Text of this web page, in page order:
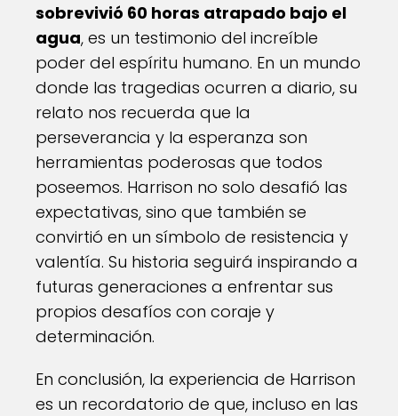
sobrevivió 60 horas atrapado bajo el
agua, es un testimonio del increíble
poder del espíritu humano. En un mundo
donde las tragedias ocurren a diario, su
relato nos recuerda que la
perseverancia y la esperanza son
herramientas poderosas que todos
poseemos. Harrison no solo desafió las
expectativas, sino que también se
convirtió en un símbolo de resistencia y
valentía. Su historia seguirá inspirando a
futuras generaciones a enfrentar sus
propios desafíos con coraje y
determinación.
En conclusión, la experiencia de Harrison
es un recordatorio de que, incluso en las